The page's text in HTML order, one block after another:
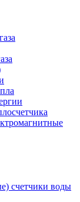
счетчики воды